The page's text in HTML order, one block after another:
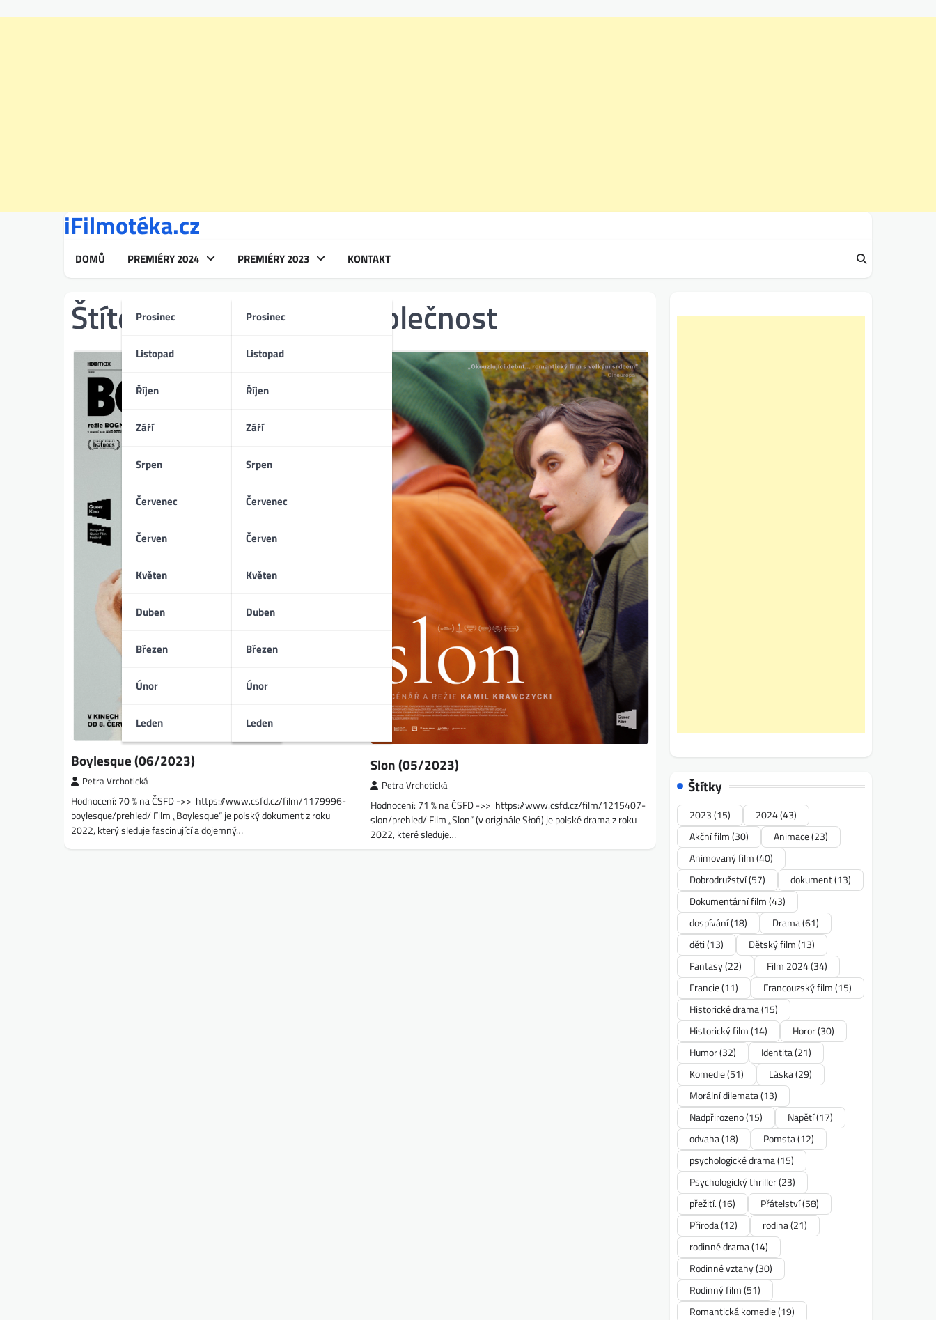
iFilmotéka.cz
DOMŮ PREMIÉRY 2024
Prosinec
Listopad
Říjen
Září
Srpen
Červenec
Červen
Květen
Duben
Březen
Únor
Leden
PREMIÉRY 2023
Prosinec
Listopad
Říjen
Září
Srpen
Červenec
Červen
Květen
Duben
Březen
Únor
Leden
KONTAKT
Štítek:konzervativní společnost
Boylesque (06/2023)
Petra Vrchotická
Hodnocení: 70 % na ČSFD ->> https://www.csfd.cz/film/1179996-
boylesque/prehled/ Film „Boylesque“ je polský dokument z roku
2022, který sleduje fascinující a dojemný…
Slon (05/2023)
Petra Vrchotická
Hodnocení: 71 % na ČSFD ->> https://www.csfd.cz/film/1215407-
slon/prehled/ Film „Slon“ (v originále Słoń) je polské drama z roku
2022, které sleduje…
Štítky
2023(15) 2024(43)
Akční film(30) Animace(23)
Animovaný film(40)
Dobrodružství(57) dokument(13)
Dokumentární film(43)
dospívání(18) Drama(61)
děti(13) Dětský film(13)
Fantasy(22) Film 2024(34)
Francie(11) Francouzský film(15)
Historické drama(15)
Historický film(14) Horor(30)
Humor(32) Identita(21)
Komedie(51) Láska(29)
Morální dilemata(13)
Nadpřirozeno(15) Napětí(17)
odvaha(18) Pomsta(12)
psychologické drama(15)
Psychologický thriller(23)
přežití.(16) Přátelství(58)
Příroda(12) rodina(21)
rodinné drama(14)
Rodinné vztahy(30)
Rodinný film(51)
Romantická komedie(19)